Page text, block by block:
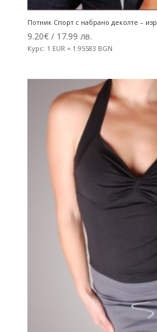
Потник Спорт с набрано деколте –
9.20€/ 17.99 лв.
Курс: 1 EUR = 1.95583 BGN